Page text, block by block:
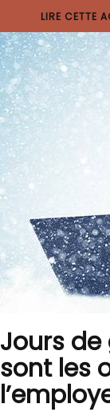
LIRE CETTE
Jours
sont les